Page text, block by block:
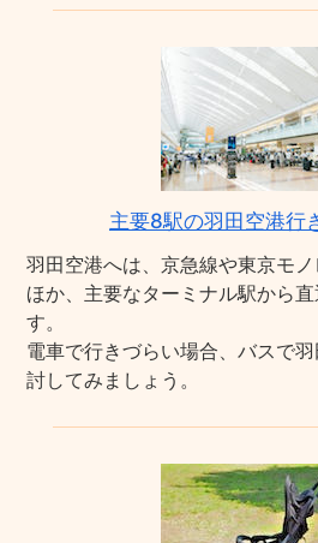
主要8駅の羽田空港行
羽田空港へは、京急線や東京モ
ほか、主要なターミナル駅から
す。
電車で行きづらい場合、バスで
討してみましょう。